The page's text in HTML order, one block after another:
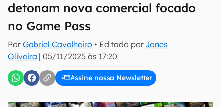
detonam nova comercial focado
no Game Pass
Por Gabriel Cavalheiro • Editado por Jones
Oliveira | 05/11/2025 às 17:20
Assine nossa Newsletter
E-mail
inscreva-se
Confirmo que li, aceito e concordo com os Termos de
Uso e Política de Privacidade do Canaltech.